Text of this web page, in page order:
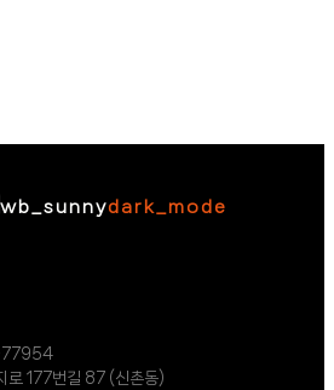
wb_sunnydark_mode
77954
로 177번길 87 (신촌동)